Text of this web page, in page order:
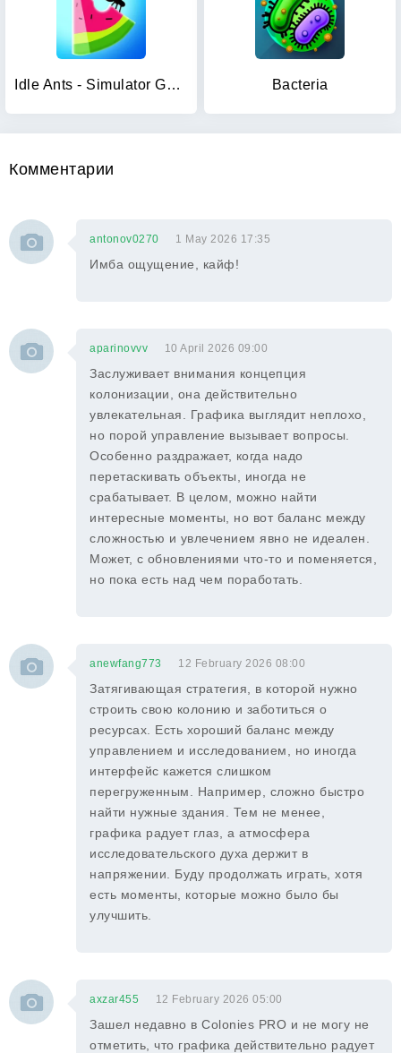
Idle Ants - Simulator Game Bacteria
Комментарии
antonov0270 1 May 2026 17:35
Имба ощущение, кайф!
aparinovvv 10 April 2026 09:00
Заслуживает внимания концепция
колонизации, она действительно
увлекательная. Графика выглядит неплохо,
но порой управление вызывает вопросы.
Особенно раздражает, когда надо
перетаскивать объекты, иногда не
срабатывает. В целом, можно найти
интересные моменты, но вот баланс между
сложностью и увлечением явно не идеален.
Может, с обновлениями что-то и поменяется,
но пока есть над чем поработать.
anewfang773 12 February 2026 08:00
Затягивающая стратегия, в которой нужно
строить свою колонию и заботиться о
ресурсах. Есть хороший баланс между
управлением и исследованием, но иногда
интерфейс кажется слишком
перегруженным. Например, сложно быстро
найти нужные здания. Тем не менее,
графика радует глаз, а атмосфера
исследовательского духа держит в
напряжении. Буду продолжать играть, хотя
есть моменты, которые можно было бы
улучшить.
axzar455 12 February 2026 05:00
Зашел недавно в Colonies PRO и не могу не
отметить, что графика действительно радует